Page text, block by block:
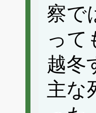
察で
って
越冬
主な